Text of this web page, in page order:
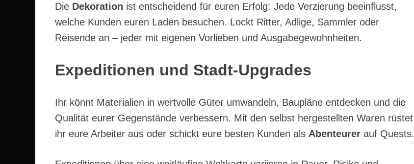
Die Dekoration ist entscheidend für euren Erfolg: Jede Verzierung beeinflusst,
welche Kunden euren Laden besuchen. Lockt Ritter, Adlige, Sammler oder
Reisende an – jeder mit eigenen Vorlieben und Ausgabegewohnheiten.
Expeditionen und Stadt-Upgrades
Ihr könnt Materialien in wertvolle Güter umwandeln, Baupläne entdecken und die
Qualität eurer Gegenstände verbessern. Mit den selbst hergestellten Waren rüstet
ihr eure Arbeiter aus oder schickt eure besten Kunden als Abenteurer auf Quests.